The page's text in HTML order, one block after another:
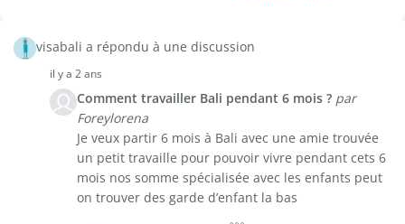
visabali a répondu à une discussion
il y a 2 ans
Comment travailler Bali pendant 6 mois ? par
Foreylorena
Je veux partir 6 mois à Bali avec une amie trouvée
un petit travaille pour pouvoir vivre pendant cets 6
mois nos somme spécialisée avec les enfants peut
on trouver des garde d’enfant la bas